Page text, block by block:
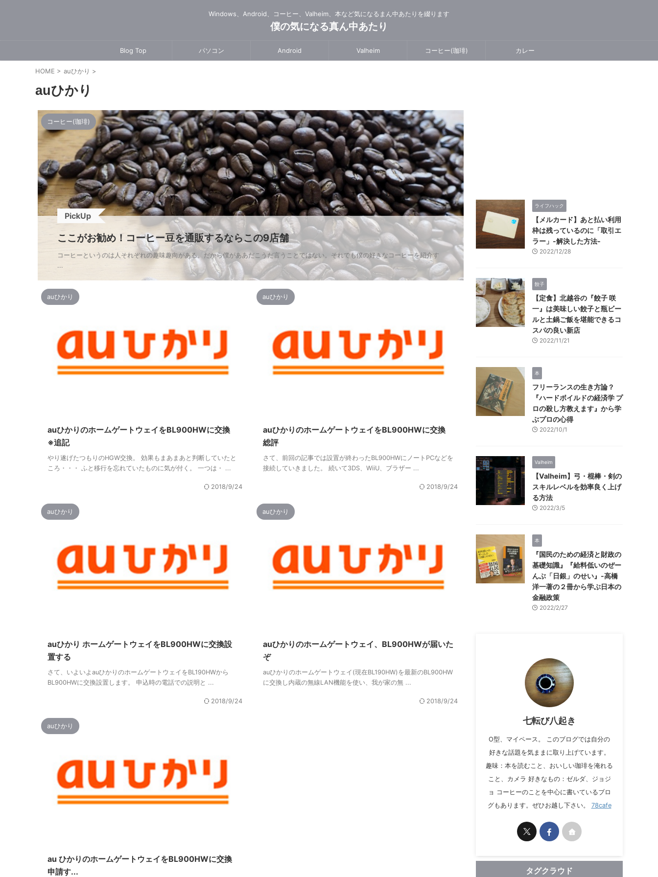
Windows、Android、コーヒー、Valheim、本など気になるまん中あたりを綴ります
僕の気になる真ん中あたり
Blog Top パソコン Android Valheim コーヒー(珈琲) カレー
HOME > auひかり >
auひかり
コーヒー(珈琲)
PickUp
ここがお勧め！コーヒー豆を通販するならこの9店舗
コーヒーというのは人それぞれの趣味趣向がある。だから僕がああだこうだ言うことではない。それでも僕の好きなコーヒーを紹介す
...
auひかり
auひかりのホームゲートウェイをBL900HWに交換
※追記
やり遂げたつもりのHGW交換。 効果もまあまあと判断していたと
ころ・・・ ふと移行を忘れていたものに気が付く。 一つは・ ...
2018/9/24
auひかり
auひかりのホームゲートウェイをBL900HWに交換
総評
さて、前回の記事では設置が終わったBL900HWにノートPCなどを
接続していきました。 続いて3DS、WiiU、ブラザー ...
2018/9/24
auひかり
auひかり ホームゲートウェイをBL900HWに交換設
置する
さて、いよいよauひかりのホームゲートウェイをBL190HWから
BL900HWに交換設置します。 申込時の電話での説明と ...
2018/9/24
auひかり
auひかりのホームゲートウェイ、BL900HWが届いた
ぞ
auひかりのホームゲートウェイ(現在BL190HW)を最新のBL900HW
に交換し内蔵の無線LAN機能を使い、我が家の無 ...
2018/9/24
auひかり
au ひかりのホームゲートウェイをBL900HWに交換
申請す...
ライフハック
【メルカード】あと払い利用
枠は残っているのに「取引エ
ラー」-解決した方法-
2022/12/28
餃子
【定食】北越谷の『餃子 咲
一』は美味しい餃子と瓶ビー
ルと土鍋ご飯を堪能できるコ
スパの良い新店
2022/11/21
本
フリーランスの生き方論？
『ハードボイルドの経済学 プ
ロの殺し方教えます』から学
ぶプロの心得
2022/10/1
Valheim
【Valheim】弓・棍棒・剣の
スキルレベルを効率良く上げ
る方法
2022/3/5
本
『国民のための経済と財政の
基礎知識』『給料低いのぜー
んぶ「日銀」のせい』-高橋
洋一著の２冊から学ぶ日本の
金融政策
2022/2/27
七転び八起き
O型、マイペース。 このブログでは自分の
好きな話題を気ままに取り上げています。
趣味：本を読むこと、おいしい珈琲を淹れる
こと、カメラ 好きなもの：ゼルダ、ジョジ
ョ コーヒーのことを中心に書いているブロ
グもあります。ぜひお越し下さい。 78cafe
タグクラウド